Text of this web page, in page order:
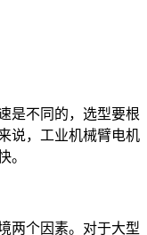
是不同的，选型要根
说，工业机械臂电机
。
两个因素。对于大型